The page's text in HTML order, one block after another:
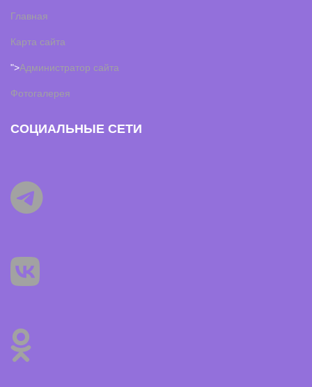
Главная
Карта сайта
">Администратор сайта
Фотогалерея
СОЦИАЛЬНЫЕ СЕТИ